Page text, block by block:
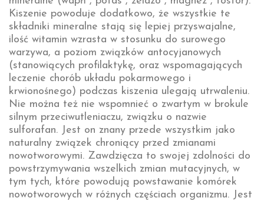
Kiszenie powoduje dodatkowo, że wszystkie te
składniki mineralne stają się lepiej przyswajalne,
ilość witamin wzrasta w stosunku do surowego
warzywa, a poziom związków antocyjanowych
(stanowiących profilaktykę, oraz wspomagających
leczenie chorób układu pokarmowego i
krwionośnego) podczas kiszenia ulegają utrwaleniu.
Nie można też nie wspomnieć o zwartym w brokule
silnym przeciwutleniaczu, związku o nazwie
sulforafan. Jest on znany przede wszystkim jako
naturalny związek chroniący przed zmianami
nowotworowymi. Zawdzięcza to swojej zdolności do
powstrzymywania wszelkich zmian mutacyjnych, w
tym tych, które powodują powstawanie komórek
nowotworowych w różnych częściach organizmu. Jest